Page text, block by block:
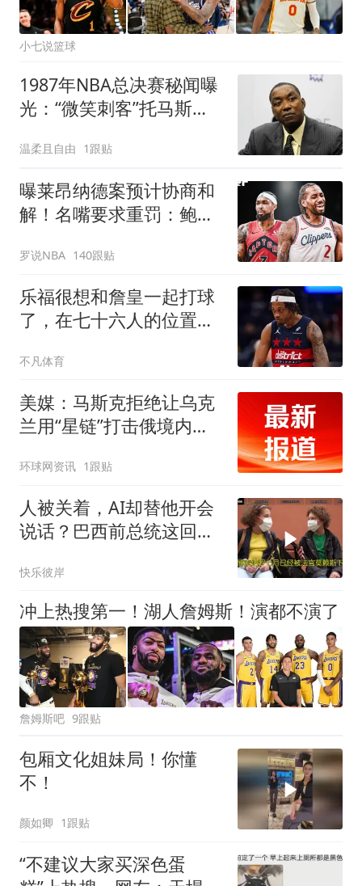
小七说篮球
1987年NBA总决赛秘闻曝
光：“微笑刺客”托马斯承
温柔且自由 1跟贴
曝莱昂纳德案预计协商和
解！名嘴要求重罚：鲍尔
罗说NBA 140跟贴
乐福很想和詹皇一起打球
了，在七十六人的位置上
还有没有机会再创造奇迹
呢？
不凡体育
美媒：马斯克拒绝让乌克
兰用“星链”打击俄境内目
环球网资讯 1跟贴
人被关着，AI却替他开会
说话？巴西前总统这回麻
快乐彼岸
冲上热搜第一！湖人詹姆斯！演都不演了
詹姆斯吧 9跟贴
包厢文化姐妹局！你懂
不！
颜如卿 1跟贴
“不建议大家买深色蛋